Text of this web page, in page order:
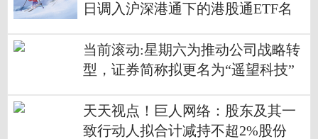
日调入沪深港通下的港股通ETF名
当前滚动:星期六为推动公司战略转
型，证券简称拟更名为“遥望科技”
天天视点！巨人网络：股东及其一
致行动人拟合计减持不超2%股份